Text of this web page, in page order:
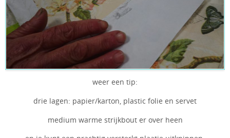
weer een tip:
drie lagen: papier/karton, plastic folie en servet
medium warme strijkbout er over heen